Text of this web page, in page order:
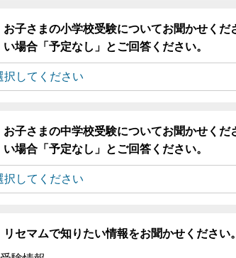
お子さまの小学校受験についてお聞かせくだ
い場合「予定なし」とご回答ください。
お子さまの中学校受験についてお聞かせくだ
い場合「予定なし」とご回答ください。
リセマムで知りたい情報をお聞かせください。